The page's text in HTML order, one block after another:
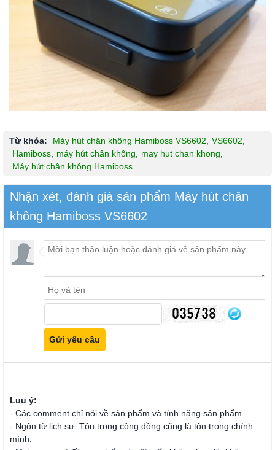
Từ khóa: Máy hút chân không Hamiboss VS6602, VS6602,
Hamiboss, máy hút chân không, may hut chan khong,
Máy hút chân không Hamiboss
Nhận xét, đánh giá sản phẩm Máy hút chân
không Hamiboss VS6602
Luu ý:
- Các comment chỉ nói về sản phẩm và tính năng sản phẩm.
- Ngôn từ lịch sự. Tôn trọng cộng đồng cũng là tôn trọng chính
mình.